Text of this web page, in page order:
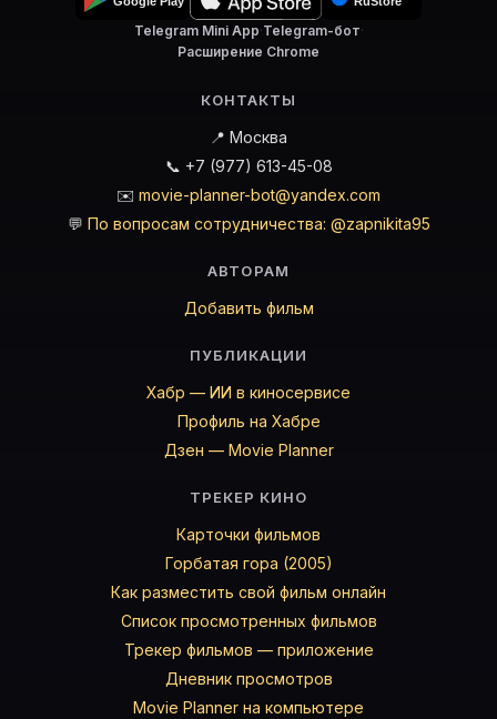
Telegram Mini App·Telegram-бот·
Расширение Chrome
КОНТАКТЫ
📍 Москва
📞 +7 (977) 613-45-08
✉️ movie-planner-bot@yandex.com
💬 По вопросам сотрудничества: @zapnikita95
АВТОРАМ
Добавить фильм
ПУБЛИКАЦИИ
Хабр — ИИ в киносервисе
Профиль на Хабре
Дзен — Movie Planner
ТРЕКЕР КИНО
Карточки фильмов
Горбатая гора (2005)
Как разместить свой фильм онлайн
Список просмотренных фильмов
Трекер фильмов — приложение
Дневник просмотров
Movie Planner на компьютере